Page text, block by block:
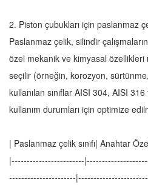
2. Piston çubukları için paslanmaz
Paslanmaz çelik, silindir
özel mekanik ve kimyasal özellikleri
seçilir (örneğin, korozyon,
kullanılan sınıflar AISI 304, AISI
kullanım durumları için optimize
| Paslanmaz çelik sınıfı| Anahtar
|------------------------
----------------------